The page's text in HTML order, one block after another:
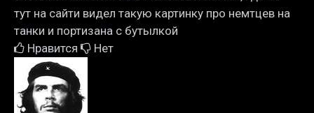
тут на сайти видел такую картинку про немтцев на
танки и портизана с бутылкой
Нравится
Нет